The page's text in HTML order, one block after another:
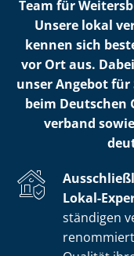
Team für
Unsere lokal
kennen sich
vor Ort aus.
unser Angebot für
beim Deutschen
ver­band
Lokal-
stän­di­gen